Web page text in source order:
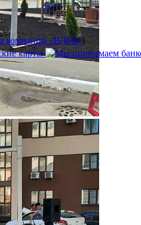
компаний «ВДГБ»)